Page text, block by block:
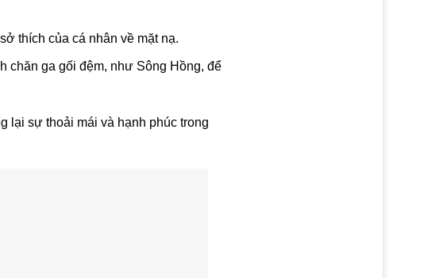
thích của cá nhân về mặt nạ.
chăn ga gối đệm, như Sông Hồng, để
lại sự thoải mái và hạnh phúc trong